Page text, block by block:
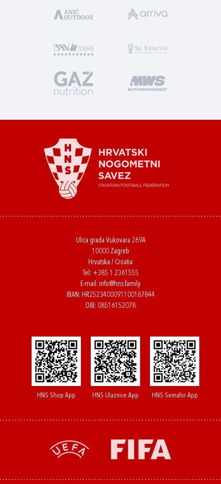
Ulica grada Vukovara 269A
10000 Zagreb
Hrvatska / Croatia
Tel: +385 1 2361555
E-mail: info@hns.family
IBAN: HR2523400091100187844
OIB: 08516152078
HNS Shop App HNS Ulaznice App HNS Semafor App